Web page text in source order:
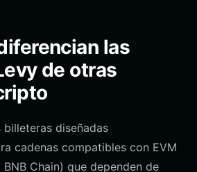
las
de otras
diseñadas
cadenas compatibles con EVM
Chain) que dependen de